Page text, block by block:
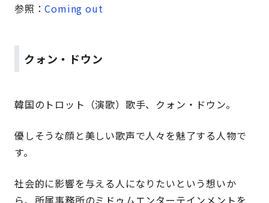
参照：Coming out
クォン・ドウン
韓国のトロット（演歌）歌手、クォン・ドウン。
優しそうな顔と美しい歌声で人々を魅了する人物で
す。
社会的に影響を与える人になりたいという想いか